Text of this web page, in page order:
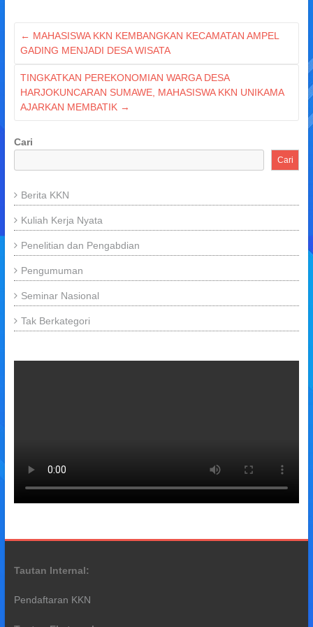
← MAHASISWA KKN KEMBANGKAN KECAMATAN AMPEL
GADING MENJADI DESA WISATA
TINGKATKAN PEREKONOMIAN WARGA DESA
HARJOKUNCARAN SUMAWE, MAHASISWA KKN UNIKAMA
AJARKAN MEMBATIK →
Cari
Cari
Berita KKN
Kuliah Kerja Nyata
Penelitian dan Pengabdian
Pengumuman
Seminar Nasional
Tak Berkategori
Tautan Internal:
Pendaftaran KKN